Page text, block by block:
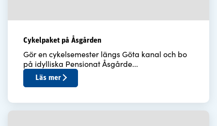
Cykelpaket på Åsgården
Gör en cykelsemester längs Göta kanal och bo
på idylliska Pensionat Åsgårde...
Läs mer